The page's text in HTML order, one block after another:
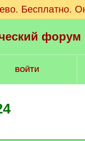
Бесплатно.
ВОЙТИ